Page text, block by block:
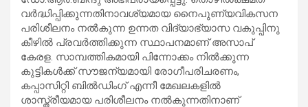
വർദ്ധിപ്പിക്കുന്നതിനാവശ്യമായ നൈപുണ്യവികസന
പരിശീലനം നൽകുന്ന ഉന്നത വിദ്യാഭ്യാസ വകുപ്പിനു
കീഴിൽ പ്രവർത്തിക്കുന്ന സ്ഥാപനമാണ് അസാപ്
കേരള. സാമ്പത്തികമായി പിന്നോക്കം നിൽക്കുന്ന
കുട്ടികൾക്ക് സൗജന്യമായി രോഗീപരിചരണം,
കപ്പാസിറ്റി ബിൽഡിംഗ് എന്നീ മേഖലകളിൽ
ശാസ്ത്രീയമായ പരിശീലനം നൽകുന്നതിനാണ്